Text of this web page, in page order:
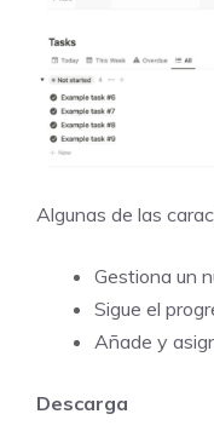
Algunas de las
Gestiona un
Sigue el
Añade y
Descarga